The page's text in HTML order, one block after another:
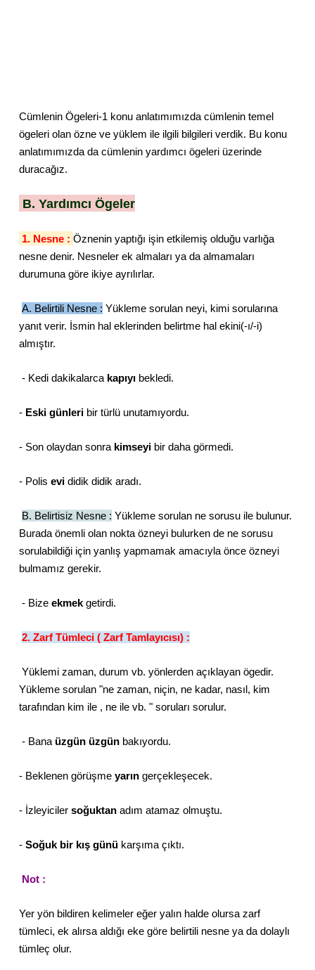
Cümlenin Ögeleri-1 konu anlatımımızda cümlenin temel
ögeleri olan özne ve yüklem ile ilgili bilgileri verdik. Bu konu
anlatımımızda da cümlenin yardımcı ögeleri üzerinde
duracağız.
B. Yardımcı Ögeler
1. Nesne : Öznenin yaptığı işin etkilemiş olduğu varlığa
nesne denir. Nesneler ek almaları ya da almamaları
durumuna göre ikiye ayrılırlar.
A. Belirtili Nesne : Yükleme sorulan neyi, kimi sorularına
yanıt verir. İsmin hal eklerinden belirtme hal ekini(-ı/-i)
almıştır.
- Kedi dakikalarca kapıyı bekledi.
- Eski günleri bir türlü unutamıyordu.
- Son olaydan sonra kimseyi bir daha görmedi.
- Polis evi didik didik aradı.
B. Belirtisiz Nesne : Yükleme sorulan ne sorusu ile bulunur.
Burada önemli olan nokta özneyi bulurken de ne sorusu
sorulabildiği için yanlış yapmamak amacıyla önce özneyi
bulmamız gerekir.
- Bize ekmek getirdi.
2. Zarf Tümleci ( Zarf Tamlayıcısı) :
Yüklemi zaman, durum vb. yönlerden açıklayan ögedir.
Yükleme sorulan "ne zaman, niçin, ne kadar, nasıl, kim
tarafından kim ile , ne ile vb. " soruları sorulur.
- Bana üzgün üzgün bakıyordu.
- Beklenen görüşme yarın gerçekleşecek.
- İzleyiciler soğuktan adım atamaz olmuştu.
- Soğuk bir kış günü karşıma çıktı.
Not :
Yer yön bildiren kelimeler eğer yalın halde olursa zarf
tümleci, ek alırsa aldığı eke göre belirtili nesne ya da dolaylı
tümleç olur.